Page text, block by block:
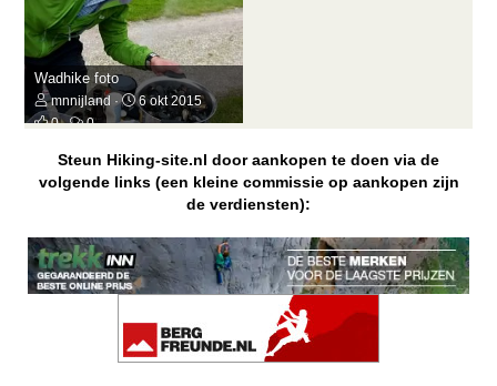
Wadhike foto
mnnijland
6 okt 2015
0
0
Steun Hiking-site.nl door aankopen te doen via de
volgende links (een kleine commissie op aankopen zijn
de verdiensten):